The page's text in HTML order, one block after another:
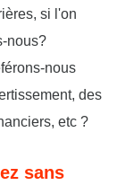
si l'on
nous?
nous
des
etc ?
sans